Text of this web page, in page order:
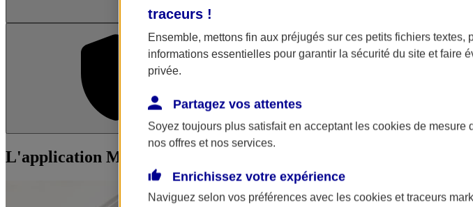
L'application Mon AXA Assurance
L'application Mon AXA Assurance, tous vos contrats en poche !
traceurs !
Ensemble, mettons fin aux préjugés sur ces petits fichiers textes,
informations essentielles pour garantir la sécurité du site et faire
privée.
Partagez vos attentes
Soyez toujours plus satisfait en acceptant les cookies de mesure
nos offres et nos services.
Enrichissez votre expérience
Naviguez selon vos préférences avec les cookies et traceurs